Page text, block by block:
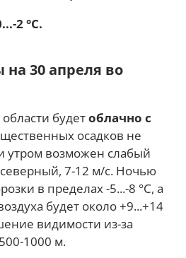
2 °С.
на 30 апреля во
области будетоблачно с
осадков не
утром возможен слабый
7-12 м/с. Ночью
в пределах -5...-8 °С, а
будет около +9...+14
видимости из-за
1000 м.